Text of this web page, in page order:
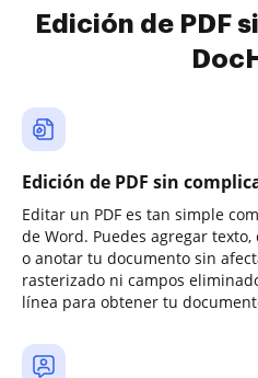
Edición de PDF
Edición de PDF sin
Editar un PDF es tan simple
de Word. Puedes agregar
o anotar tu documento sin
rasterizado ni campos
línea para obtener tu